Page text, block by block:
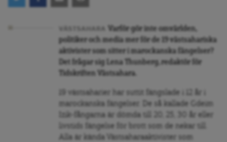
Varför gör inte omvärlden,
politiker och media mer för de 19 västsahariska
aktivister som sitter i marockanska fängelser?
Det frågar sig Lena Thunberg, redaktör för
Tidskriften Västsahara.
19 västsaharier har suttit fängslade i 12 år i
marockanska fängelser. De så kallade Gdeim
Izik-fångarna är dömda till 20, 25, 30 år eller
livstids fängelse för brott som de nekar till.
Alla är kända Västsaharaaktivister som